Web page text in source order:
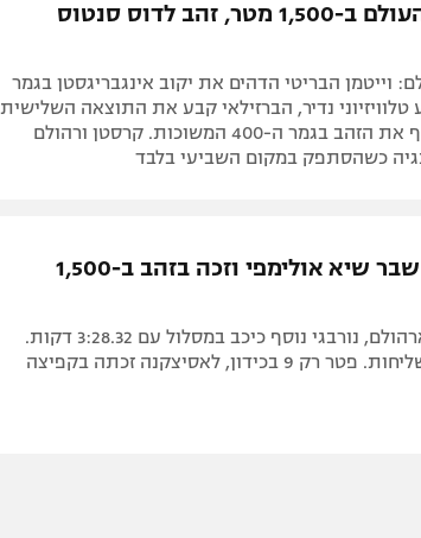
ג'ייק וייטמן אלוף העולם ב-1,500 מטר, זהב לדוס סנטוס
וייטמן הבריטי הדהים את יקוב אינגבריגסטן בגמר
רגע טלוויזיוני נדיר, הברזילאי קבע את התוצאה השלישית
הכי מהירה אי פעם וקטף את הזהב בגמר ה-400 המשוכות. קרסטן ורהולם
כשהסתפק במקום השביעי בלבד
יקוב אינגבריגטסן שבר שיא אולימפי וזכה בזהב ב-1,500
אחרי שיא העולם של וארהולם, נורבגי נוסף כיכב במסלול עם 3:28.32 דקות.
מדליית זהב לפליקס בשליחות. פטר רק 9 בכידון, לאסיצקנה זכתה בקפיצה